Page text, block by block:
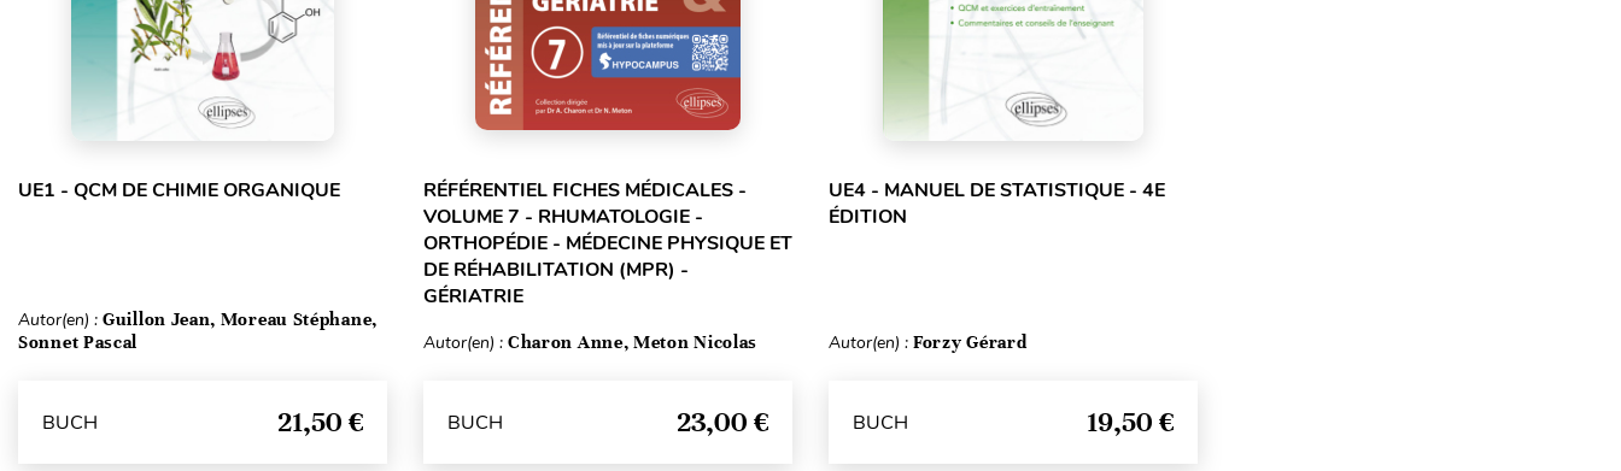
UE1 - QCM DE CHIMIE ORGANIQUE
Autor(en) : Guillon Jean, Moreau Stéphane,
Sonnet Pascal
BUCH 21,50 €
RÉFÉRENTIEL FICHES MÉDICALES -
VOLUME 7 - RHUMATOLOGIE -
ORTHOPÉDIE - MÉDECINE PHYSIQUE ET
DE RÉHABILITATION (MPR) -
GÉRIATRIE
Autor(en) : Charon Anne, Meton Nicolas
BUCH 23,00 €
UE4 - MANUEL DE STATISTIQUE - 4E
ÉDITION
Autor(en) : Forzy Gérard
BUCH 19,50 €